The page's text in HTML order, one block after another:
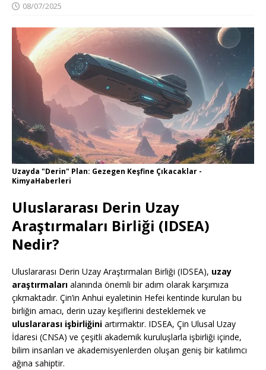
08/07/2025
Uzayda "Derin" Plan: Gezegen Keşfine Çıkacaklar -
KimyaHaberleri
Uluslararası Derin Uzay
Araştırmaları Birliği (IDSEA)
Nedir?
Uluslararası Derin Uzay Araştırmaları Birliği (IDSEA), uzay
araştırmaları alanında önemli bir adım olarak karşımıza
çıkmaktadır. Çin’in Anhui eyaletinin Hefei kentinde kurulan bu
birliğin amacı, derin uzay keşiflerini desteklemek ve
uluslararası işbirliğini artırmaktır. IDSEA, Çin Ulusal Uzay
İdaresi (CNSA) ve çeşitli akademik kuruluşlarla işbirliği içinde,
bilim insanları ve akademisyenlerden oluşan geniş bir katılımcı
ağına sahiptir.